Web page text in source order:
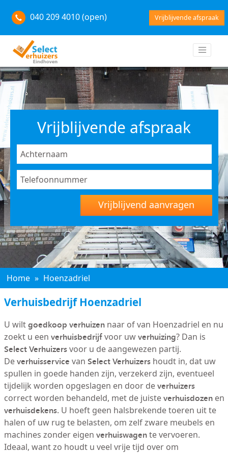
040 209 4010 (open) Vrijblijvende afspraak
Vrijblijvende afspraak
Vrijblijvend aanvragen
Home » Hoenzadriel
Verhuisbedrijf Hoenzadriel
U wiltgoedkoop verhuizennaar of van Hoenzadriel en nu
zoekt u een verhuisbedrijfvoor uwverhuizing? Dan is
Select Verhuizersvoor u de aangewezen partij.
Deverhuisservice van Select Verhuizershoudt in, dat uw
spullen in goede handen zijn, verzekerd zijn, eventueel
tijdelijk worden opgeslagen en door deverhuizers
correct worden behandeld, met de juisteverhuisdozenen
verhuisdekens. U hoeft geen halsbrekende toeren uit te
halen of uw rug te belasten, om zelf zware meubels en
machines zonder eigen verhuiswagente vervoeren.
Ideaal, want zo houdt u veel vrije tijd over om